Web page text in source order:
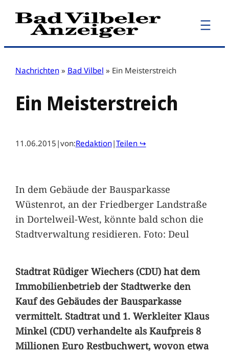
Zum
Inhalt
Nachrichten » Bad Vilbel » Ein Meisterstreich
Ein Meisterstreich
11.06.2015 |von:Redaktion|Teilen ↪
In dem Gebäude der Bausparkasse
Wüstenrot, an der Friedberger Landstraße
in Dortelweil-West, könnte bald schon die
Stadtverwaltung residieren. Foto: Deul
Stadtrat Rüdiger Wiechers (CDU) hat dem
Immobilienbetrieb der Stadtwerke den
Kauf des Gebäudes der Bausparkasse
vermittelt. Stadtrat und 1. Werkleiter Klaus
Minkel (CDU) verhandelte als Kaufpreis 8
Millionen Euro Restbuchwert, wovon etwa